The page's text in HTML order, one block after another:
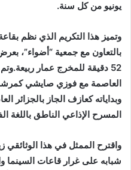
يونيو من كل سنة.
وتميز هذا التكريم الذي نظم
بالتعاون مع جمعية “أضواء”،
52 دقيقة للمخرج عمار
العاصمة مع فوزي صايشي
وبداياته كعازف الجاز
المسرح الإذاعي الناطق باللغة
واقترح الممثل في هذا الوثائقي
شبابه على غرار قاعات السينما